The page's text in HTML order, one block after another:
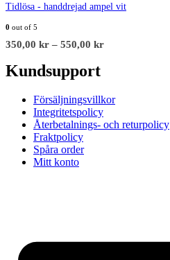
Tidlösa - handdrejad ampel vit
0 out of 5
350,00 kr – 550,00 kr
Kundsupport
Försäljningsvillkor
Integritetspolicy
Återbetalnings- och returpolicy
Fraktpolicy
Spåra order
Mitt konto